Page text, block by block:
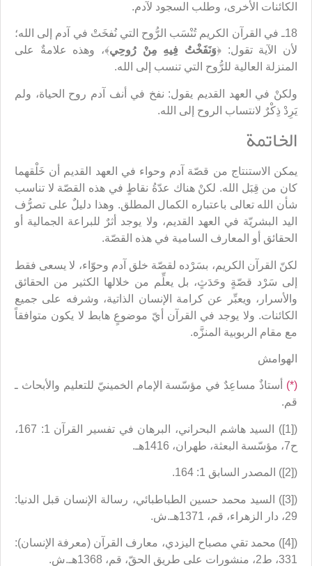
الكائنات الأخرى، وطلب السجود لآدم.
18ـ في القرآن الكريم تُنْسَب الرُّوح التي نُفخَتْ في آدم إلى الله؛
لأن الآية تقول: ﴿وَنَفَخْتُ فِيهِ مِنْ رُوحِي﴾، وهذه علامةٌ على
المنزلة العالية للرُّوح التي تنسب إلى الله.
ولكنْ في العهد القديم يقول: نفخ في أنف آدم روح الحياة، ولم
يَرِدْ ذِكْرٌ لانتساب الروح إلى الله.
الخاتمة
يمكن الاستنتاج من قصّة آدم وحواء في العهد القديم أن خَلْقهما
كان من قِبَل الله. لكنْ هناك عدّةُ نقاطٍ في هذه القصّة لا تناسب
شأن الله تعالى باعتباره الكمال المطلق. وهذا دليلٌ على تصرُّف
اليد البشريّة في العهد القديم، ولا يوجد أثرٌ للبراعة الجمالية أو
الحقائق أو المعارف السامية في هذه القصّة.
لكنّ القرآن الكريم، بسَرْده لقصّة خلق آدم وحوّاء، لا يسعى فقط
إلى سَرْد قصّةٍ وحَدَثٍ، بل يعلِّم من خلالها الكثير من الحقائق
والأسرار، ويعبِّر عن كرامة الإنسان الذاتية، وشرفه على جميع
الكائنات. ولا يوجد في القرآن أيّ موضوعٍ هابط لا يكون متوافقاً
مع مقام الربوبية المنزَّه.
الهوامش
(*) أستاذٌ مساعِدٌ في مؤسّسة الإمام الخمينيّ للتعليم والأبحاث ـ
قم.
([1]) السيد هاشم البحراني، البرهان في تفسير القرآن 1: 167،
ح7، مؤسّسة البعثة، طهران، 1416هـ.
([2]) المصدر السابق 1: 164.
([3]) السيد محمد حسين الطباطبائي، رسالة الإنسان قبل الدنيا:
29، دار الزهراء، قم، 1371هـ.ش.
([4]) محمد تقي مصباح اليزدي، معارف القرآن (معرفة الإنسان):
331، ط2، منشورات على طريق الحقّ، قم، 1368هـ.ش.